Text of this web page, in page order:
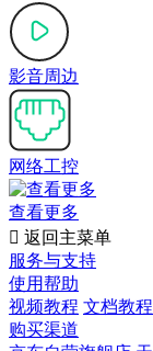
影音周边
网络工控
查看更多
 返回主菜单
服务与支持
使用帮助
视频教程 文档教程
购买渠道